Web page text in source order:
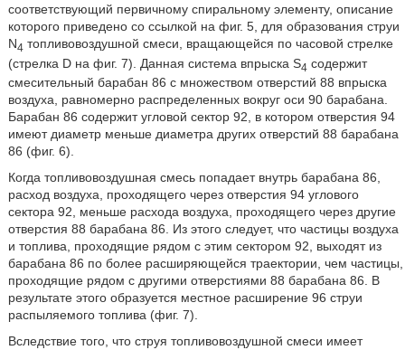
соответствующий первичному спиральному элементу, описание
которого приведено со ссылкой на фиг. 5, для образования струи
N4 топливовоздушной смеси, вращающейся по часовой стрелке
(стрелка D на фиг. 7). Данная система впрыска S4 содержит
смесительный барабан 86 с множеством отверстий 88 впрыска
воздуха, равномерно распределенных вокруг оси 90 барабана.
Барабан 86 содержит угловой сектор 92, в котором отверстия 94
имеют диаметр меньше диаметра других отверстий 88 барабана
86 (фиг. 6).
Когда топливовоздушная смесь попадает внутрь барабана 86,
расход воздуха, проходящего через отверстия 94 углового
сектора 92, меньше расхода воздуха, проходящего через другие
отверстия 88 барабана 86. Из этого следует, что частицы воздуха
и топлива, проходящие рядом с этим сектором 92, выходят из
барабана 86 по более расширяющейся траектории, чем частицы,
проходящие рядом с другими отверстиями 88 барабана 86. В
результате этого образуется местное расширение 96 струи
распыляемого топлива (фиг. 7).
Вследствие того, что струя топливовоздушной смеси имеет